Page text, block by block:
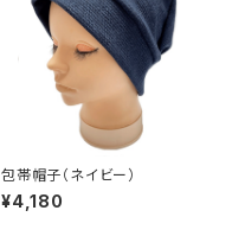
包帯帽子（ネイビー）
¥4,180